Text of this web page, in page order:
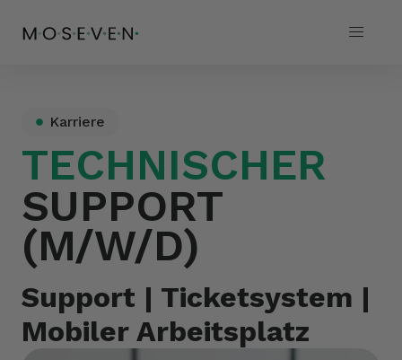
Karriere
TECHNISCHER
SUPPORT
(M/W/D)
Support | Ticketsystem |
Mobiler Arbeitsplatz